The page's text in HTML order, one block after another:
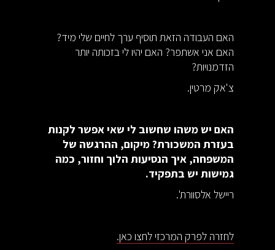
האם העבודה הזאת תוסיף ערך לחיים שלי מיד?
האם אני אשתפר? האם יהיו לי בזכותה יותר
הזדמנויות?
צ'אק מרטין.
האם יש משהו שחשוב לי שאי אפשר לקנות
בעזרת המשכורת? מיקום, ההרגשה של
המשפחה, איך הנסיעות הלוך וחזור, כמה
גמישות יש בתפקיד.
ריישל אלסוורת'.
לחזרה לפרק המרכזי לחצו כאן.